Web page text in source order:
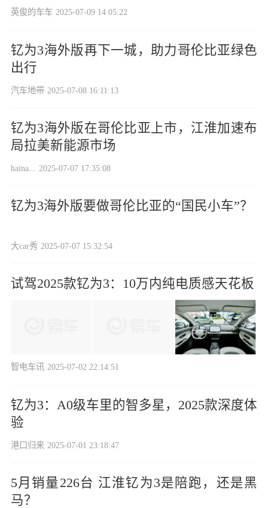
英俊的车车 2025-07-09 14:05:22
钇为3海外版再下一城，助力哥伦比亚绿色
出行
汽车地带 2025-07-08 16:11:13
钇为3海外版在哥伦比亚上市，江淮加速布
局拉美新能源市场
haina... 2025-07-07 17:35:08
钇为3海外版要做哥伦比亚的“国民小车”？
大car秀 2025-07-07 15:32:54
试驾2025款钇为3：10万内纯电质感天花板
智电车讯 2025-07-02 22:14:51
钇为3：A0级车里的智多星，2025款深度体
验
港口归来 2025-07-01 23:18:47
5月销量226台 江淮钇为3是陪跑，还是黑
马？